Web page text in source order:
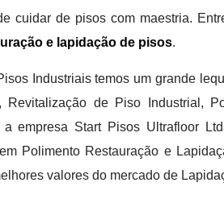
cuidar de pisos com maestria.
e lapidação de pisos.
Industriais temos um grande
de Piso Industrial,
empresa Start Pisos Ultrafloor
Polimento Restauração e
valores do mercado de